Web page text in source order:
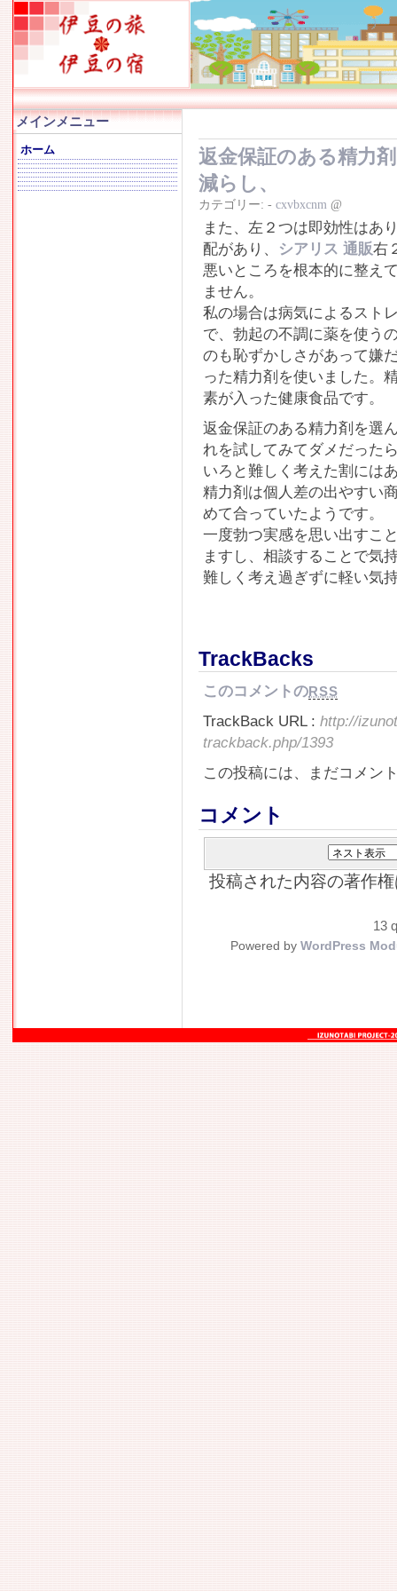
メインメニュー
ホーム
返金保証のある精力
減らし、
カテゴリー: - cxvbxcnm @
また、左２つは即効性はあ
配があり、
シアリス 通販右
悪いところを根本的に整え
ません。
私の場合は病気によるスト
で、勃起の不調に薬を使う
のも恥ずかしさがあって嫌
った精力剤を使いました。
素が入った健康食品です。
返金保証のある精力剤を選
れを試してみてダメだった
いろと難しく考えた割には
精力剤は個人差の出やすい
めて合っていたようです。
一度勃つ実感を思い出すこ
ますし、相談することで気
難しく考え過ぎずに軽い気
TrackBacks
このコメントのRSS
TrackBack URL : http://
trackback.php/1393
この投稿には、まだコメン
コメント
投稿された内容の著作
13
Powered by WordPress